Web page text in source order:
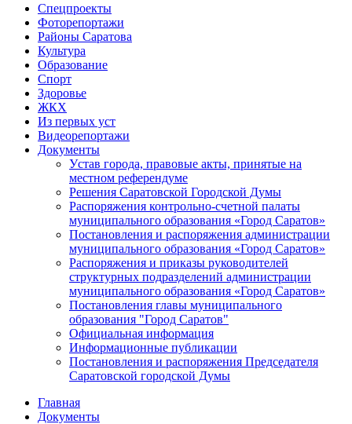
Спецпроекты
Фоторепортажи
Районы Саратова
Культура
Образование
Спорт
Здоровье
ЖКХ
Из пеpвых уст
Видеорепортажи
Документы
Уcтав города, правовые акты, принятые на
местном референдуме
Решения Саратовской Городской Думы
Распоряжения контрольно-счетной палаты
муниципального образования «Город Саратов»
Постановления и распоряжения администрации
муниципального образования «Город Саратов»
Распоряжения и приказы руководителей
структурных подразделений администрации
муниципального образования «Город Саратов»
Постановления главы муниципального
образования "Город Саратов"
Официальная информация
Информационные публикации
Постановления и распоряжения Председателя
Саратовской городской Думы
Главная
Документы